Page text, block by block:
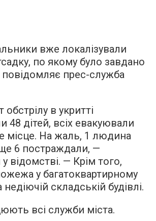
вже локалізували
по якому було завдано
повідомляє прес-служба
в укритті
48 дітей, всіх евакуювали
місце. На жаль, 1 людина
6 постраждали, —
відомстві. — Крім того,
у багатоквартирному
недіючій складській будівлі.
всі служби міста.